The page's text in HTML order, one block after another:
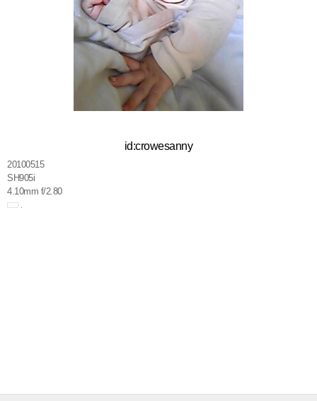
id:crowesanny
20100515
SH905i
4.10mm f/2.80